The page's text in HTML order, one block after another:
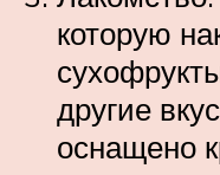
которую
другие
оснащено